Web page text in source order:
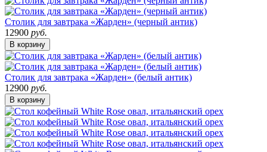
Столик для завтрака «Жарден» (черный антик)
12900 руб.
В корзину
Столик для завтрака «Жарден» (белый антик)
12900 руб.
В корзину